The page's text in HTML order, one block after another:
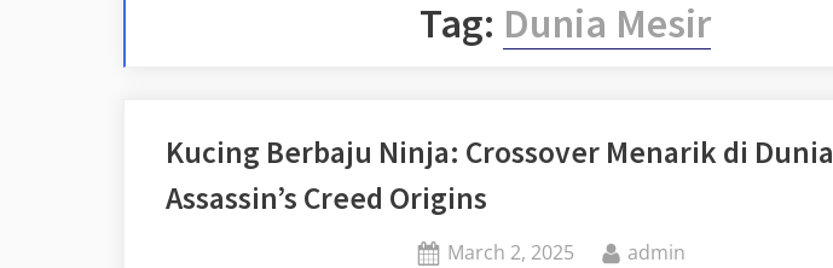
Tag: Dunia Mesir
Kucing Berbaju Ninja: Crossover Menarik di Dunia
Assassin’s Creed Origins
Posted
March 2, 2025 By
admin